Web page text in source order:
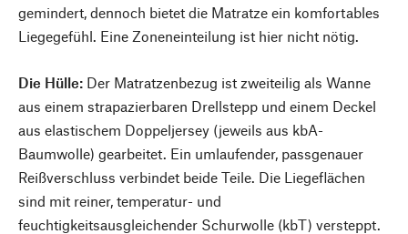
gemindert, dennoch bietet die Matratze ein komfortables
Liegegefühl. Eine Zoneneinteilung ist hier nicht nötig.
Die Hülle: Der Matratzenbezug ist zweiteilig als Wanne
aus einem strapazierbaren Drellstepp und einem Deckel
aus elastischem Doppeljersey (jeweils aus kbA-
Baumwolle) gearbeitet. Ein umlaufender, passgenauer
Reißverschluss verbindet beide Teile. Die Liegeflächen
sind mit reiner, temperatur- und
feuchtigkeitsausgleichender Schurwolle (kbT) versteppt.